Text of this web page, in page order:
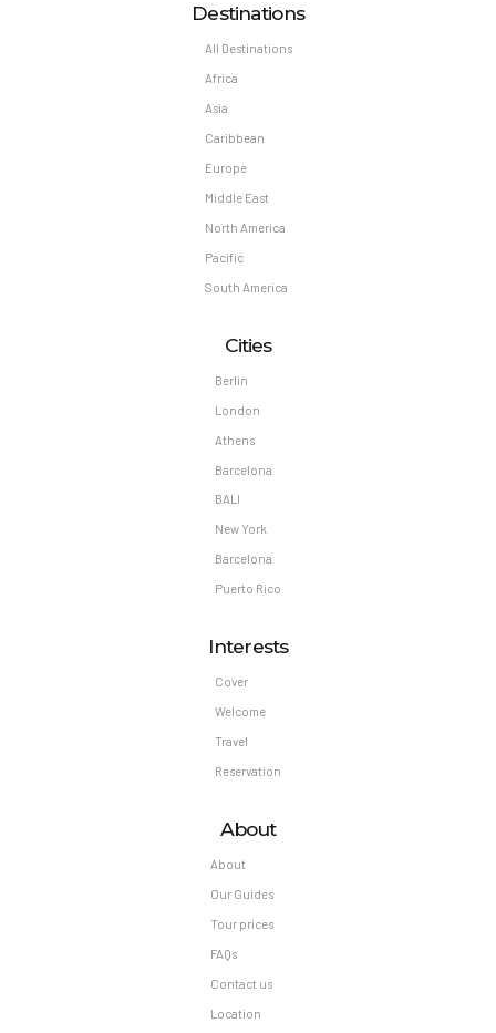
Destinations
All Destinations
Africa
Asia
Caribbean
Europe
Middle East
North America
Pacific
South America
Cities
Berlin
London
Athens
Barcelona
BALI
New York
Barcelona
Puerto Rico
Interests
Cover
Welcome
Travel
Reservation
About
About
Our Guides
Tour prices
FAQs
Contact us
Location